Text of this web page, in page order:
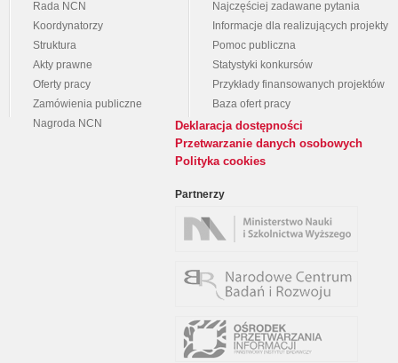
Rada NCN
Koordynatorzy
Struktura
Akty prawne
Oferty pracy
Zamówienia publiczne
Nagroda NCN
Najczęściej zadawane pytania
Informacje dla realizujących projekty
Pomoc publiczna
Statystyki konkursów
Przykłady finansowanych projektów
Baza ofert pracy
Deklaracja dostępności
Przetwarzanie danych osobowych
Polityka cookies
Partnerzy